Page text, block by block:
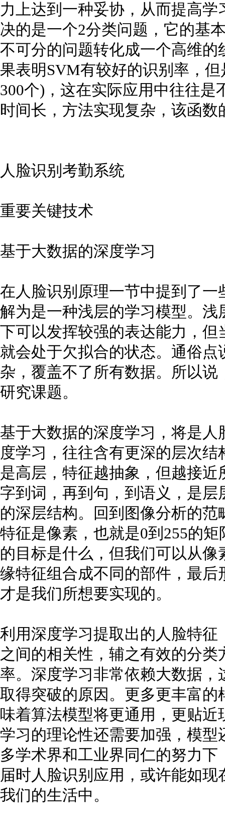
力上达到一种妥协，从而提高
决的是一个2分类问题，它的基
不可分的问题转化成一个高维
果表明SVM有较好的识别率，
300个)，这在实际应用中往往
时间长，方法实现复杂，该函
人脸识别考勤系统
重要关键技术
基于大数据的深度学习
在人脸识别原理一节中提到了
解为是一种浅层的学习模型。
下可以发挥较强的表达能力，
就会处于欠拟合的状态。通俗
杂，覆盖不了所有数据。所以
研究课题。
基于大数据的深度学习，将是
度学习，往往含有更深的层次
是高层，特征越抽象，但越接
字到词，再到句，到语义，是
的深层结构。回到图像分析的
特征是像素，也就是0到255的
的目标是什么，但我们可以从
缘特征组合成不同的部件，最
才是我们所想要实现的。
利用深度学习提取出的人脸特
之间的相关性，辅之有效的分
率。深度学习非常依赖大数据
取得突破的原因。更多更丰富
味着算法模型将更通用，更贴
学习的理论性还需要加强，模
多学术界和工业界同仁的努力
届时人脸识别应用，或许能如
我们的生活中。